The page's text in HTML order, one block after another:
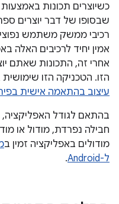
כשיוצרים תכונות
שבסופו של דבר יוצרים
רכיבי ממשק משתמש
אמין יחיד לרכיבים האלה
אחרי זה, התכונות שאתם
הזו. הטכניקה הזו
עיצוב בהתאמה אישית
בהתאם לגודל האפליקציה,
חבילה נפרדת, מודול או
מודולים באפליקציה זמין ב
ל-Android
.